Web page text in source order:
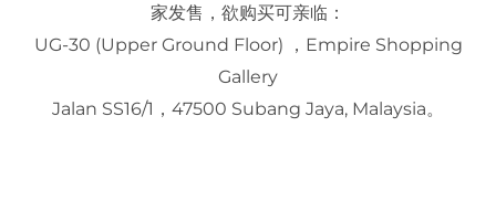
家发售，欲购买可亲临：
UG-30 (Upper Ground Floor) ，Empire Shopping
Gallery
Jalan SS16/1，47500 Subang Jaya, Malaysia。